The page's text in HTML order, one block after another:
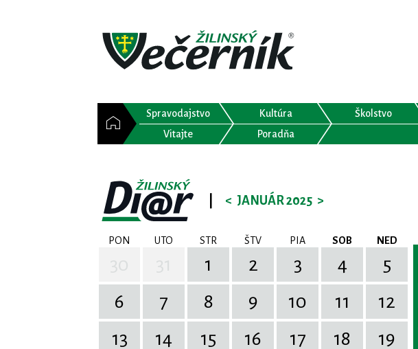
Spravodajstvo Kultúra Školstvo
Vitajte
Poradňa
< JANUÁR 2025 >
PON UTO STR ŠTV PIA SOB NED
1 2 3 4
5
6
7 8 9 10 11
12
13
14 15 16 17 18
19